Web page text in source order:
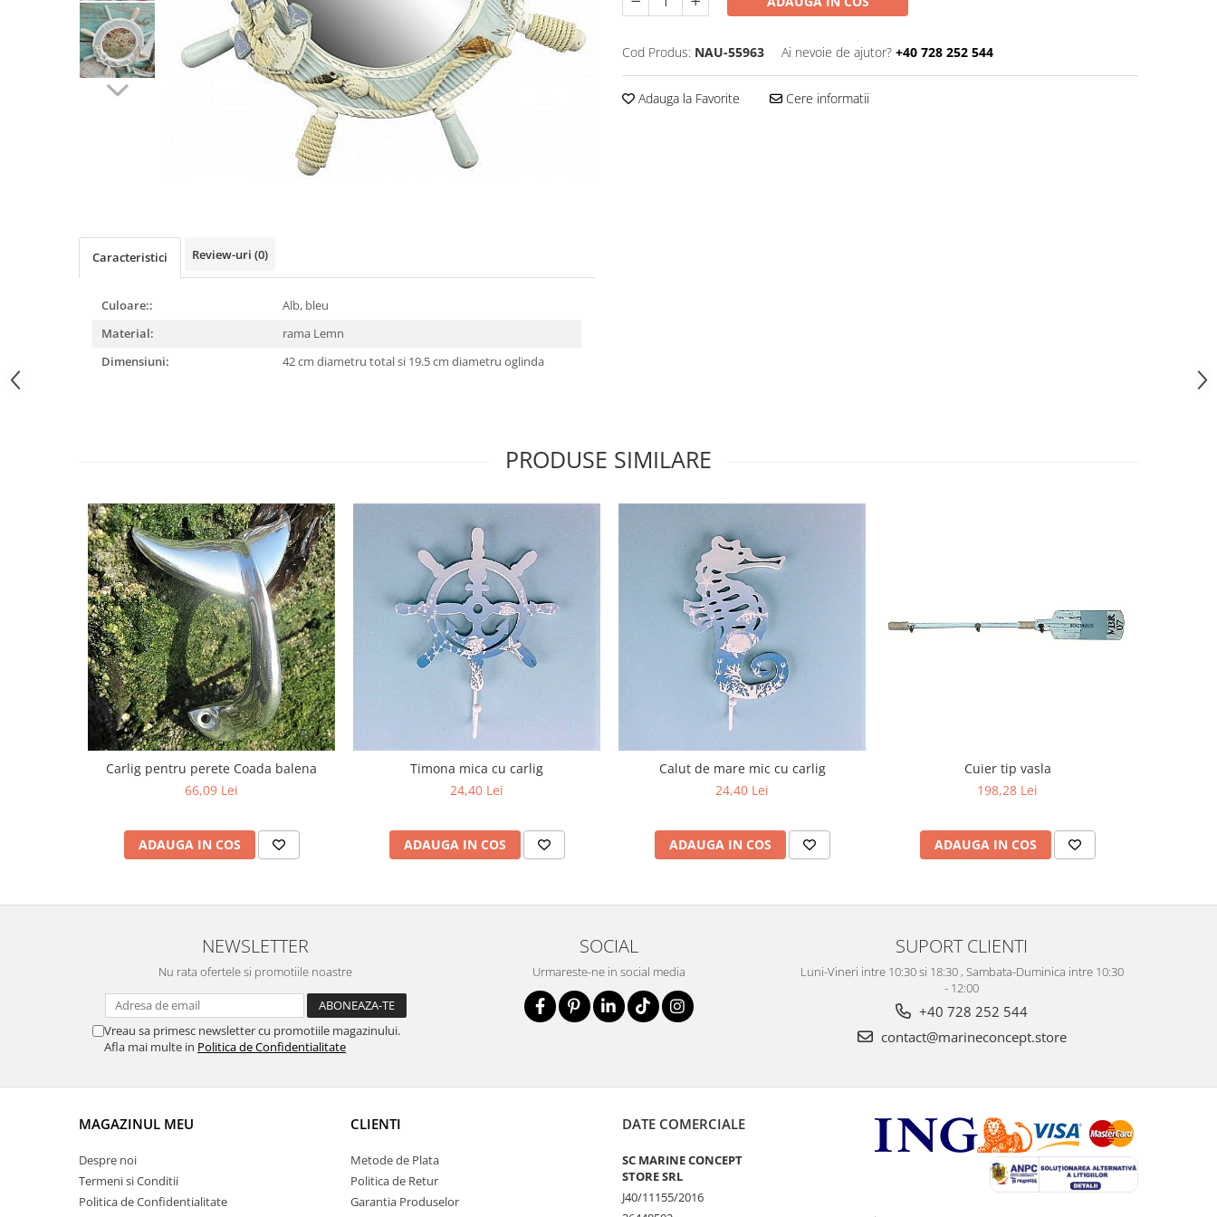
Barci, vapoare, ambarcatiuni
Decoratiuni care se agata
Cod Produs: NAU-55963 Ai nevoie de ajutor? +40 728 252 544
Adauga la Favorite Cere informatii
Caracteristici Review-uri (0)
Culoare::
Alb, bleu
Material:
rama Lemn
Dimensiuni:
42 cm diametru total si 19.5 cm diametru oglinda
PRODUSE SIMILARE
Carlig pentru perete Coada balena
66,09 Lei
ADAUGA IN COS
Timona mica cu carlig
24,40 Lei
ADAUGA IN COS
Calut de mare mic cu carlig
24,40 Lei
ADAUGA IN COS
Cuier tip vasla
198,28 Lei
ADAUGA IN COS
NEWSLETTER
Nu rata ofertele si promotiile noastre
Vreau sa primesc newsletter cu promotiile magazinului.
Afla mai multe in Politica de Confidentialitate
SOCIAL
Urmareste-ne in social media
SUPORT CLIENTI
Luni-Vineri intre 10:30 si 18:30 , Sambata-Duminica intre 10:30
- 12:00
+40 728 252 544
contact@marineconcept.store
MAGAZINUL MEU
Despre noi
Termeni si Conditii
Politica de Confidentialitate
CLIENTI
Metode de Plata
Politica de Retur
Garantia Produselor
DATE COMERCIALE
SC MARINE CONCEPT
STORE SRL
J40/11155/2016